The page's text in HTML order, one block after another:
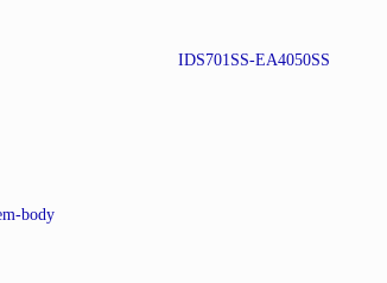
IDS701SS-EA4050SS
body